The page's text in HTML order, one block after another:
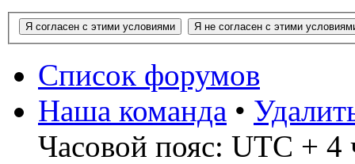
Список форумов
Наша команда •
Часовой пояс: UTC + 4